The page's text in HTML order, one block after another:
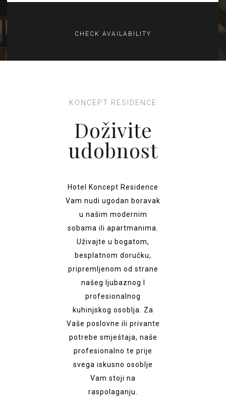
KONCEPT RESIDENCE
Doživite
udobnost
Hotel Koncept Residence
Vam nudi ugodan boravak
u našim modernim
sobama ili apartmanima.
Uživajte u bogatom,
besplatnom doručku,
pripremljenom od strane
našeg ljubaznog I
profesionalnog
kuhinjskog osoblja. Za
Vaše poslovne ili privante
potrebe smještaja, naše
profesionalno te prije
svega iskusno osoblje
Vam stoji na
raspolaganju.